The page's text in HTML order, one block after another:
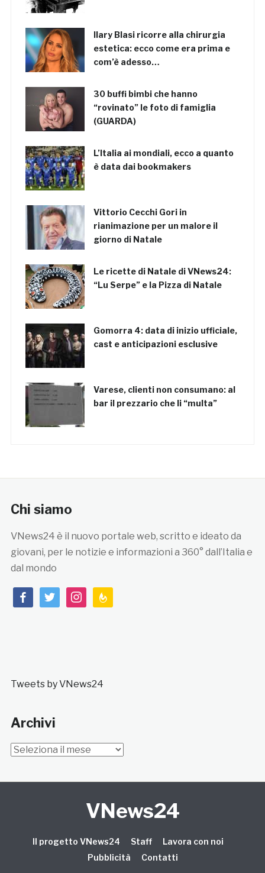
Ilary Blasi ricorre alla chirurgia
estetica: ecco come era prima e
com’è adesso…
30 buffi bimbi che hanno
“rovinato” le foto di famiglia
(GUARDA)
L’Italia ai mondiali, ecco a quanto
è data dai bookmakers
Vittorio Cecchi Gori in
rianimazione per un malore il
giorno di Natale
Le ricette di Natale di VNews24:
“Lu Serpe” e la Pizza di Natale
Gomorra 4: data di inizio ufficiale,
cast e anticipazioni esclusive
Varese, clienti non consumano: al
bar il prezzario che li “multa”
Chi siamo
VNews24 è il nuovo portale web, scritto e ideato da
giovani, per le notizie e informazioni a 360° dall’Italia e
dal mondo
facebooktwitterinstagramfeedburner
Tweets by VNews24
Archivi
Archivi
VNews24
Il progetto VNews24 Staff
Lavora con noi
Pubblicità
Contatti